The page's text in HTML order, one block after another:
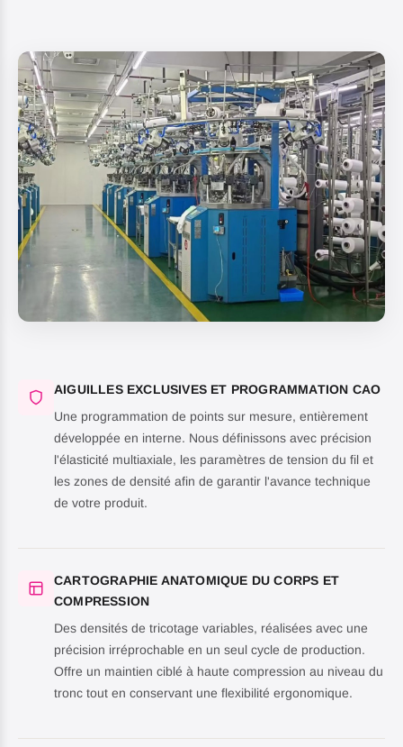
AIGUILLES EXCLUSIVES ET PROGRAMMATION CAO
Une programmation de points sur mesure, entièrement
développée en interne. Nous définissons avec précision
l'élasticité multiaxiale, les paramètres de tension du fil et
les zones de densité afin de garantir l'avance technique
de votre produit.
CARTOGRAPHIE ANATOMIQUE DU CORPS ET
COMPRESSION
Des densités de tricotage variables, réalisées avec une
précision irréprochable en un seul cycle de production.
Offre un maintien ciblé à haute compression au niveau du
tronc tout en conservant une flexibilité ergonomique.